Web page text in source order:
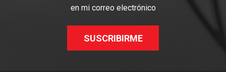
en mi correo electrónico
SUSCRIBIRME